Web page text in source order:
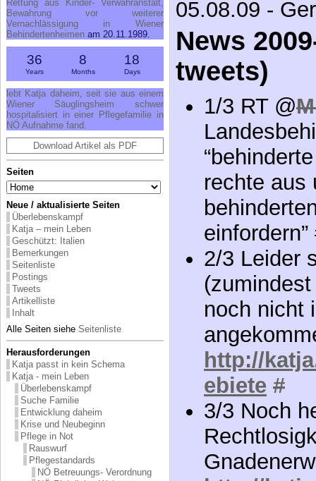
Rettung aus Kinder- Verwahranstalt,
Bewahrung vor weiterer
Vernachlässigung in Wiener
Behindertenheimen am 20.11.1989.
36
Years
8
Months
18
Days
lebt Katja daheim, seit sie aus einem
Wiener Säuglingsheim schwer
hospitalisiert in einer Pflegefamilie in
NÖ Aufnahme fand.
Download Artikel als PDF
Seiten
Neue / aktualisierte Seiten
Überlebenskampf
Katja – mein Leben
Geschützt: Italien
Bemerkungen
Seitenliste
Postings
Tweets
Artikelliste
Inhalt
Alle Seiten siehe Seitenliste
Herausforderungen
Katja passt in kein Schema
Katja - mein Leben
Überlebenskampf
Suche Familie
Entwicklung daheim
Krise und Neubeginn
Pflege in Not
Rauswurf
Pflegestandards
NÖ Betreuungs- Verordnung
05.08.09 -
News
tweets)
1/3 RT @
rechte aus
einfordern”
2/3 Leider
noch nicht
http://
ebiete #
3/3 Noch